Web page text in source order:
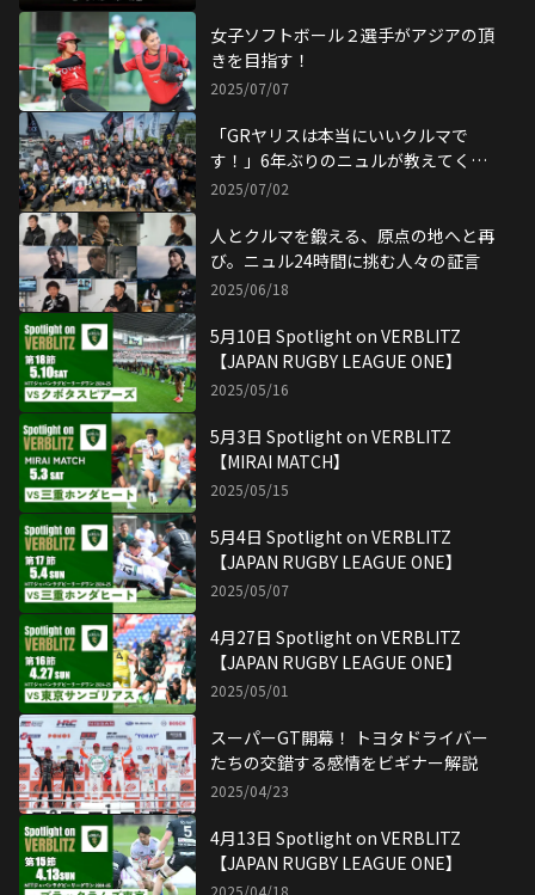
女子ソフトボール２選手がアジアの頂
きを目指す！
2025/07/07
「GRヤリスは本当にいいクルマで
す！」6年ぶりのニュルが教えてくれ
たこと
2025/07/02
人とクルマを鍛える、原点の地へと再
び。ニュル24時間に挑む人々の証言
2025/06/18
5月10日 Spotlight on VERBLITZ
【JAPAN RUGBY LEAGUE ONE】
2025/05/16
5月3日 Spotlight on VERBLITZ
【MIRAI MATCH】
2025/05/15
5月4日 Spotlight on VERBLITZ
【JAPAN RUGBY LEAGUE ONE】
2025/05/07
4月27日 Spotlight on VERBLITZ
【JAPAN RUGBY LEAGUE ONE】
2025/05/01
スーパーGT開幕！ トヨタドライバー
たちの交錯する感情をビギナー解説
2025/04/23
4月13日 Spotlight on VERBLITZ
【JAPAN RUGBY LEAGUE ONE】